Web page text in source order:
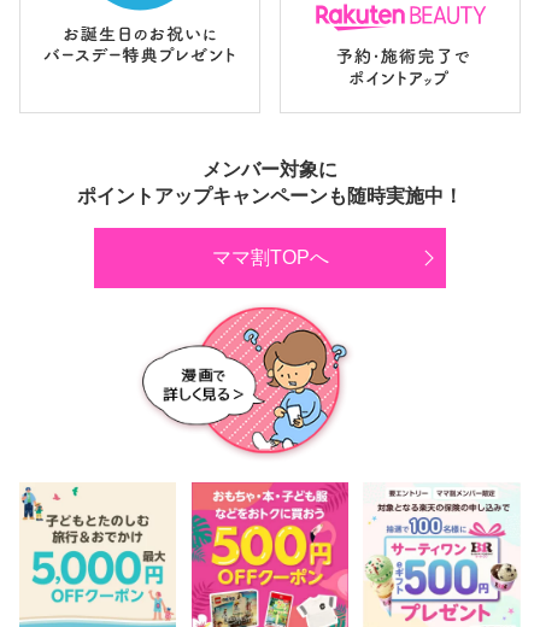
メンバー対象に
ポイントアップキャンペーンも随時実施中！
ママ割TOPへ